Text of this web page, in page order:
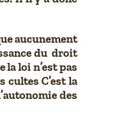
aucunement
du droit
loi n’est pas
C’est la
des